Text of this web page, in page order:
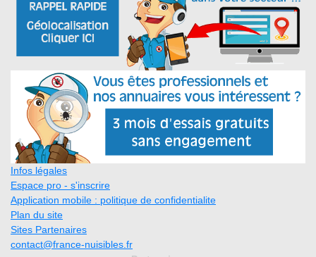
Infos légales
Espace pro - s'inscrire
Application mobile : politique de confidentialite
Plan du site
Sites Partenaires
contact@france-nuisibles.fr